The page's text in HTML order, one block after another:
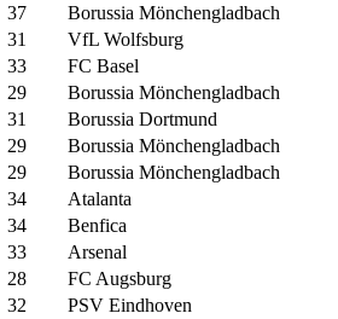
37
Borussia Mönchengladbach
31
VfL Wolfsburg
33
FC Basel
29
Borussia Mönchengladbach
31
Borussia Dortmund
29
Borussia Mönchengladbach
29
Borussia Mönchengladbach
34
Atalanta
34
Benfica
33
Arsenal
28
FC Augsburg
32
PSV Eindhoven